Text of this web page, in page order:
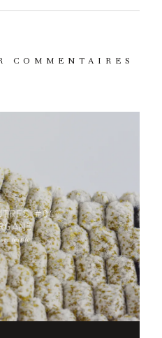
COMMENTAIRES